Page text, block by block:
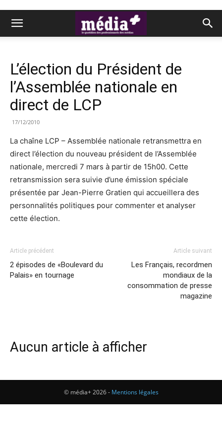
L’élection du Président de
l’Assemblée nationale en
direct de LCP
17/12/2010
La chaîne LCP – Assemblée nationale retransmettra en
direct l’élection du nouveau président de l’Assemblée
nationale, mercredi 7 mars à partir de 15h00. Cette
retransmission sera suivie d’une émission spéciale
présentée par Jean-Pierre Gratien qui accueillera des
personnalités politiques pour commenter et analyser
cette élection.
Article précédent
2 épisodes de «Boulevard du
Palais» en tournage
Article suivant
Les Français, recordmen
mondiaux de la
consommation de presse
magazine
Aucun article à afficher
© média+ 2026 - Mentions légales